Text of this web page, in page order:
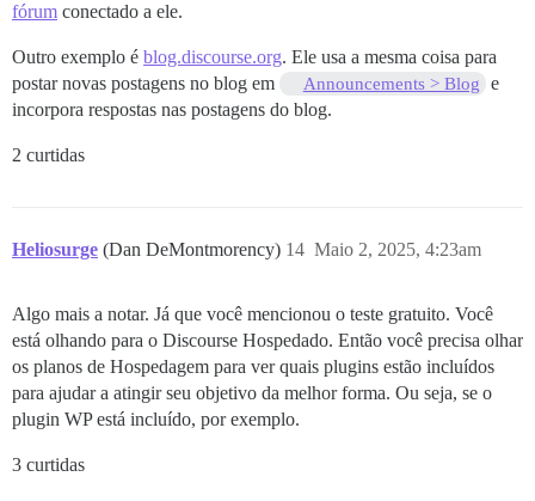
fórum conectado a ele.
Outro exemplo é blog.discourse.org. Ele usa a mesma coisa para
postar novas postagens no blog em
Announcements > Blog
e
incorpora respostas nas postagens do blog.
2 curtidas
Heliosurge (Dan DeMontmorency) Maio 2, 2025, 4:23am
14
Algo mais a notar. Já que você mencionou o teste gratuito. Você
está olhando para o Discourse Hospedado. Então você precisa olhar
os planos de Hospedagem para ver quais plugins estão incluídos
para ajudar a atingir seu objetivo da melhor forma. Ou seja, se o
plugin WP está incluído, por exemplo.
3 curtidas